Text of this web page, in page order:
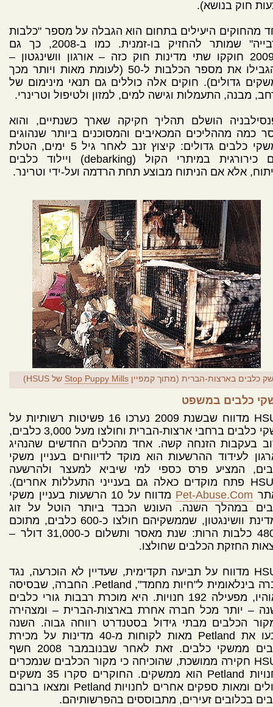
חוק בנושא).
מהחוקים היעילים בתחום הוא הגבלה על מספר "כלבות
הרבייה" שמותר להחזיק בו-זמנית. כמו ב-2008, כך גם
ב-2009 חוקקו שתי מדינות חוק כזה – אורגון וושינגטון –
שהגבילו את מספר הכלבות ל-50 (לעומת מאות ויותר מכך
גדולים). חוקים אלה כוללים גם תנאי מינימום של
מבנה, התעמלות וגישה למים, למזון ולטיפול וטרינרי.
הושלם תהליך חקיקה שארך כשנתיים, והוא
כמה מההליכים המכאיבים והמסוכנים ביותר שנהוגים
במשקי כלבים גדולים: קיצוץ זנב לאחר גיל 5 ימים, הטלת
מום כירורגית במיתרי הקול (debarking) ויילוד כלבים
אלא אם הניתוח מבוצע תחת הרדמה ועל-ידי וטרינר.
כלבים בארצות-הברית (מתוך קמפייןStop Puppy Mills של HSUS)
כלבים במשפט
HSUS מדווח שבשנת 2009 נערכו 16 פשיטות רשותיות על
משקי כלבים ברחבי ארצות-הברית וחולצו מעל 3,000 כלבים,
בעקבות הזנחה קשה. אחד מהכלים החדשים שהנהיג
לעידוד ההרשעות הוא מוקד לדיווחים בעניין משקי
המציע פרס כספי למי שיביא למעצר ולהרשעה
(HSUS פתח מוקדים כאלה גם בענייני התעללות אחרים).
Pet-Abuse.Com
מדווח על 10 הרשעות בעניין משקי
במהלך השנה. העונש הכבד ביותר הוטל על זוג
ממדינת וושינגטון, שממשקיהם חולצו כ-600 כלבים, מתוכם
כ-480 כלבות הרות: שנת מאסר ותשלום כ-31,000 דולר –
החזקת הכלבים שחולצו.
HSUS מדווח על תביעה תקדימית, שעדיין לא הוכרעה, נגד
חברה בינלאומית ל"חיות מחמד", Petland. החברה, שבסיסה
באוהיו, מפעילה 192 חנויות. היא מוכרת רבבות גורי כלבים
– יותר מכל חברה אחרת בארצות-הברית – ומצהירה
הכלבים מבתי גידול בסטנדרט רווחה גבוה. השנה
תבעו את Petland מאות לקוחות מ-40 מדינות על מכירת
כלבים ממשקי כלבים. זאת לאחר שבנובמבר 2008 חשף
HSUS חקירה ממושכת, שהוכיחה כי מקור הכלבים שנמכרים
בחנויות Petland הוא ממשקים. החוקרים סקרו 35 משקים
גדולים ומאות ספקים אחרים לחנויות Petland ומצאו ברובם
בכלובים זעירים, מתבוססים בהפרשותיהם.